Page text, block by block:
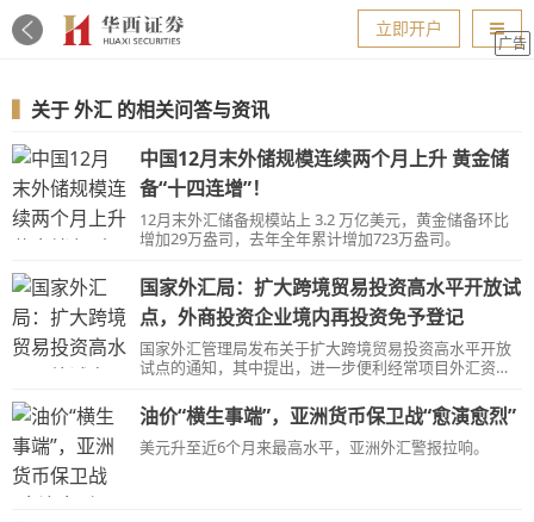
导航
立即开户
广告
关于外汇 的相关问答与资讯
中国12月末外储规模连续两个月上升 黄金储
备“十四连增”！
12月末外汇储备规模站上 3.2 万亿美元，黄金储备环比
增加29万盎司，去年全年累计增加723万盎司。
国家外汇局：扩大跨境贸易投资高水平开放试
点，外商投资企业境内再投资免予登记
国家外汇管理局发布关于扩大跨境贸易投资高水平开放
试点的通知，其中提出，进一步便利经常项目外汇资金
境内再投资免予登记。
油价“横生事端”，亚洲货币保卫战“愈演愈烈”
美元升至近6个月来最高水平，亚洲外汇警报拉响。